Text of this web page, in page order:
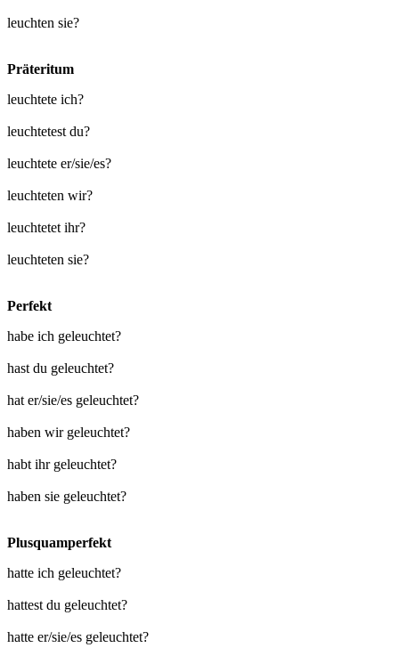
leuchten sie?
Präteritum
leuchtete ich?
leuchtetest du?
leuchtete er/sie/es?
leuchteten wir?
leuchtetet ihr?
leuchteten sie?
Perfekt
habe ich geleuchtet?
hast du geleuchtet?
hat er/sie/es geleuchtet?
haben wir geleuchtet?
habt ihr geleuchtet?
haben sie geleuchtet?
Plusquamperfekt
hatte ich geleuchtet?
hattest du geleuchtet?
hatte er/sie/es geleuchtet?